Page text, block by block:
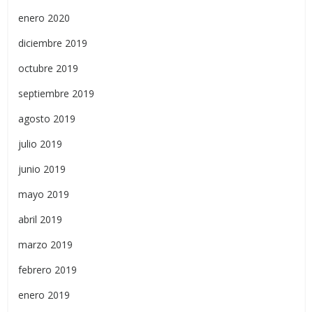
enero 2020
diciembre 2019
octubre 2019
septiembre 2019
agosto 2019
julio 2019
junio 2019
mayo 2019
abril 2019
marzo 2019
febrero 2019
enero 2019